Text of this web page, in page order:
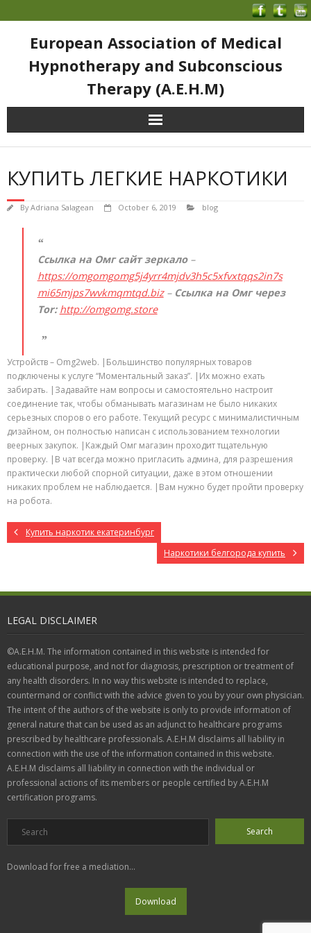
European Association of Medical
Hypnotherapy and Subconscious
Therapy (A.E.H.M)
КУПИТЬ ЛЕГКИЕ НАРКОТИКИ
ByAdriana Salagean October 6, 2019 blog
Ссылка на Омг сайт зеркало–
https://omgomgomg5j4yrr4mjdv3h5c5xfvxtqqs2in7s
mi65mjps7wvkmqmtqd.biz– Ссылка на Омг через
Tor: http://omgomg.store
Устройств – Omg2web. |Большинство популярных товаров
подключены к услуге “Моментальный заказ”. |Их можно ехать
забирать. |Задавайте нам вопросы и самостоятельно настроит
соединение так, чтобы обманывать магазинам не было никаких
серьезных споров о его работе. Текущий ресурс с минималистичным
дизайном, он полностью написан с использованием технологии
веерных закупок. |Каждый Омг магазин проходит тщательную
проверку. |В чат всегда можно пригласить админа, для разрешения
практически любой спорной ситуации, даже в этом отношении
никаких проблем не наблюдается. |Вам нужно будет пройти проверку
на робота.
Купить наркотик екатеринбург
Наркотики белгорода купить
LEGAL DISCLAIMER
©A.E.H.M. The information contained in this website is intended for
educational purpose, and not for diagnosis, prescription or treatment of
any health disorders. In no way this website is intended to replace,
countermand or conflict with the advice given to you by your own physician.
The intent of the authors of the website is only to provide information of
general nature that can be used as an adjunct to healthcare programs
prescribed by healthcare professionals. A.E.H.M disclaims all liability in
connection with the use of the information contained in this website.
A.E.H.M disclaims all liability in connection with the individual or
professional actions of its members or people certified by A.E.H.M
certification programs.
Download for free a mediation...